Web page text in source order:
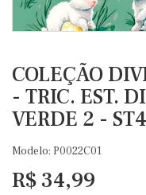
COLEÇÃO
- TRIC. EST.
VERDE 2 -
Modelo: P0022C01
R$ 34,99